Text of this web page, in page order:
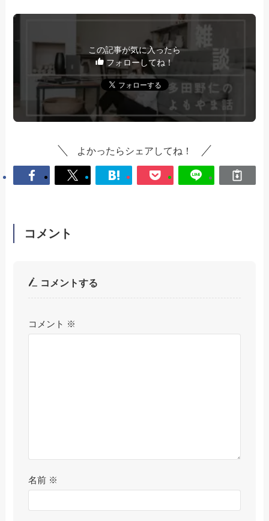
この記事が気に入ったら
フォローしてね！
よかったらシェアしてね！
コメント
コメントする
コメント ※
名前 ※